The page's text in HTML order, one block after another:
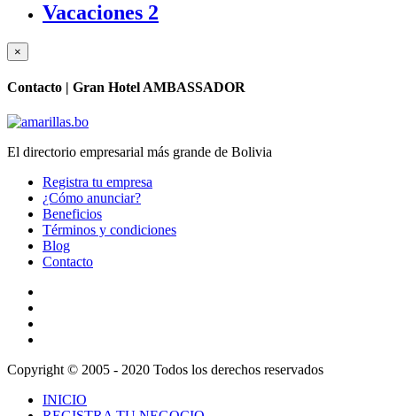
Vacaciones 2
×
Contacto | Gran Hotel AMBASSADOR
El directorio empresarial más grande de Bolivia
Registra tu empresa
¿Cómo anunciar?
Beneficios
Términos y condiciones
Blog
Contacto
Copyright © 2005 - 2020 Todos los derechos reservados
INICIO